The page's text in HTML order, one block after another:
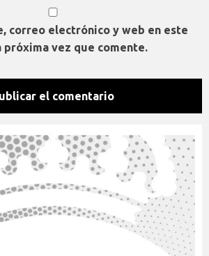
correo electrónico y web en este
próxima vez que comente.